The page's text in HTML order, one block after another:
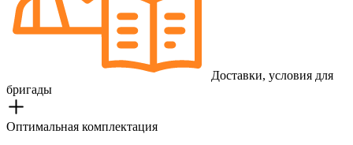
Доставки, условия для
бригады
Оптимальная комплектация